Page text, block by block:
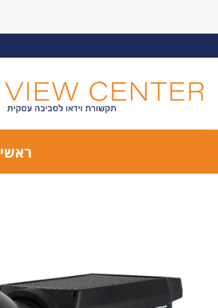
ראשי